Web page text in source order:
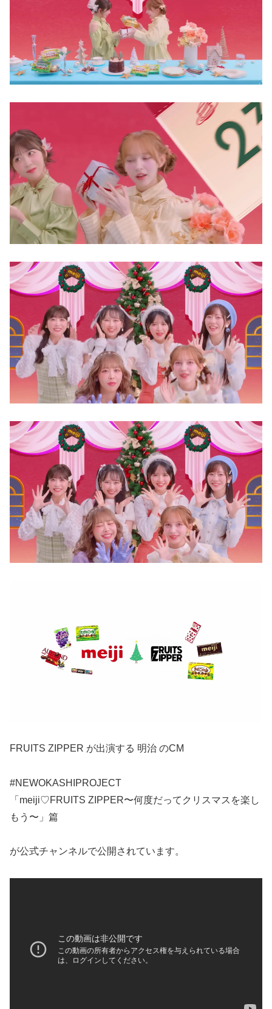
FRUITS ZIPPER が出演する 明治 のCM
#NEWOKASHIPROJECT
「meiji♡FRUITS ZIPPER〜何度だってクリスマスを楽し
もう〜」篇
が公式チャンネルで公開されています。